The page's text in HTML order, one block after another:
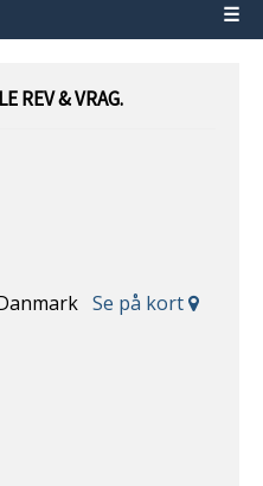
☰
REV & VRAG.
Se på kort